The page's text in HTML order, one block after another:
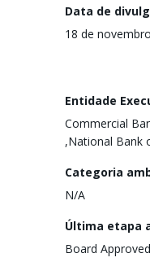
Data de
18 de
Entidade
Commercial
,National Bank
Categoria
N/A
Última etapa
Board Approved